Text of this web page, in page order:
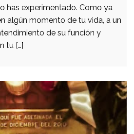
has experimentado. Como ya
algún momento de tu vida, a un
de su función y
tu […]